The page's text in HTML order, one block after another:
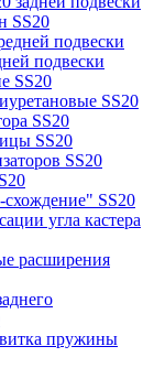
SS20
подвески
подвески
SS20
SS20
SS20
SS20
SS20
схождение" SS20
угла кастера
расширения
пружины